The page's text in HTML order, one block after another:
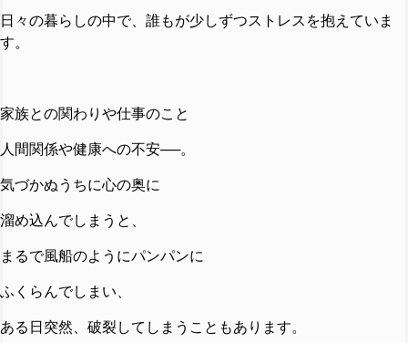
日々の暮らしの中で、誰もが少しずつストレスを抱えていま
す。
家族との関わりや仕事のこと
人間関係や健康への不安──。
気づかぬうちに心の奥に
溜め込んでしまうと、
まるで風船のようにパンパンに
ふくらんでしまい、
ある日突然、破裂してしまうこともあります。